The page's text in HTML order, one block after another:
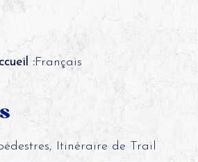
:Français
Itinéraire de Trail